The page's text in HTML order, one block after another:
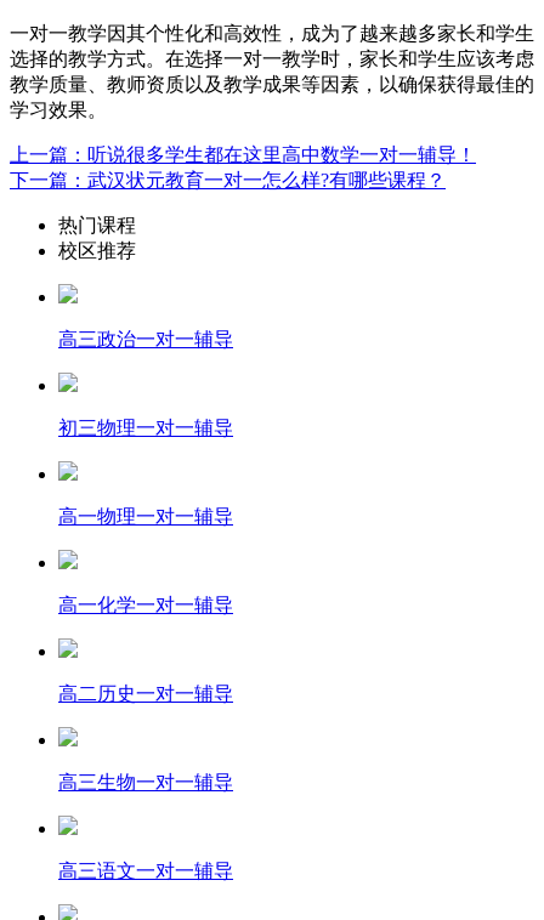
一对一教学因其个性化和高效性，成为了越来越多家长和学生
选择的教学方式。在选择一对一教学时，家长和学生应该考虑
教学质量、教师资质以及教学成果等因素，以确保获得最佳的
学习效果。
上一篇：听说很多学生都在这里高中数学一对一辅导！
下一篇：武汉状元教育一对一怎么样?有哪些课程？
热门课程
校区推荐
高三政治一对一辅导
初三物理一对一辅导
高一物理一对一辅导
高一化学一对一辅导
高二历史一对一辅导
高三生物一对一辅导
高三语文一对一辅导